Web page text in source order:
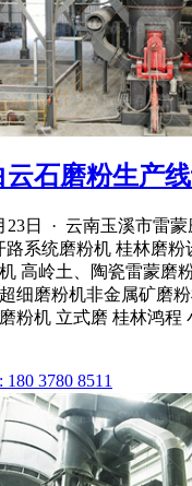
云石磨粉生产
23日 · 云南玉溪市雷
路系统磨粉机 桂林磨
高岭土、陶瓷雷蒙磨
细磨粉机非金属矿磨
粉机 立式磨 桂林鸿程
3780 8511